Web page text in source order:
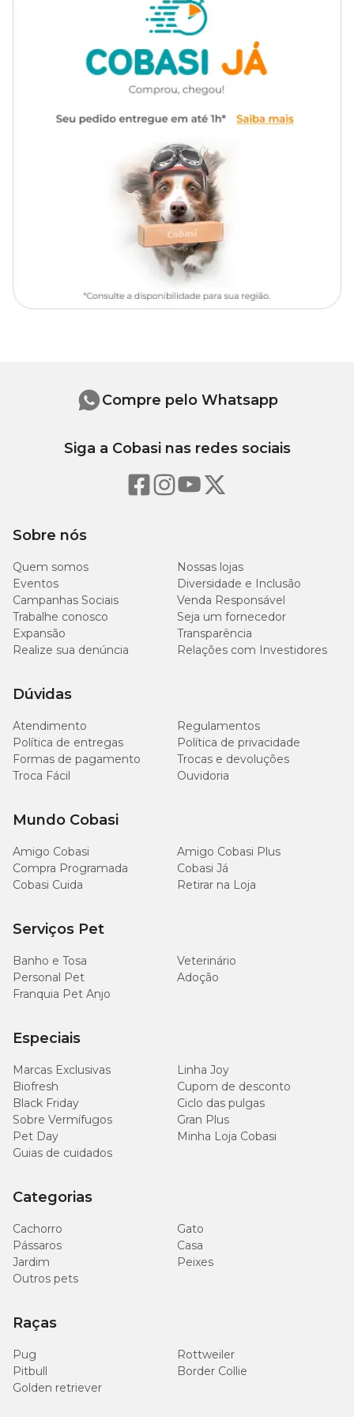
Apso, Lulu da Pomerânia,
Maltês, Pinscher, Poodle, Pug,
Shih Tzu, Yorkshire Terrier
Alimentação diária para cães
Optifit
Pro Plan
Unissex
Reduced Calorie Raças Pequenas com um preço
No site, no app ou em nossas lojas físicas.
Ingredientes:
Milho integral moído*, trigo integral, farinha de atum, farinha de
quirera de arroz, glúten de trigo, polpa de beterraba, gordura de
sódio (sal comum), cloreto de potássio, pirofosfato tetrassódico
(0,33 %), carbonato de cálcio, fibra de cana-de-açúcar, hidrolisado
de fígado de ave e suíno, L-lisina, DL-metionina, vitaminas (A, D3,
E, K3, B1, B2, niacina, pantotenato de cálcio, B6, biotina, ácido
fólico, B12, C, cloreto de colina), minerais (sulfato de zinco, sulfato
ferroso, sulfato de manganês, sulfato de cobre, proteinato de zinco,
proteinato de ferro, proteinato de manganês, proteinato de cobre,
proteinato de selênio, iodato de cálcio, selenito de sódio), sorbato de
potássio, sulfato de magnésio, antioxidante BHT. Eventuais
substitutivos: fosfato bicálcico, farinha da alga Schizochytrium sp.,
farinha de peixe, levedura seca de cervejaria, ovo em pó, hidrolisado
de fígado de aves, hidrolisado de fígado de suíno, gordura suína,
Níveis de garantia:
Proteína Bruta (Mín.)
Extrato Etéreo (Mín.)
50 g/kg
(5,0%)
Extrato Etéreo (Máx)
(9%)
Matéria Mineral (Máx.)
85 g/kg
Cálcio(Mín.)
Cálcio (Máx.)
Fósforo (Mín.)
Fósforo (Máx.)
Sódio (Mín.)
Potássio (Mín.)
5.500
Lisina (Mín.)
Metionina (Mín.)
Vitamina A 20.000UI; Vitamina D3 1.600 UI; Vitamina E 500 UI;
Vitamina B3 130 mg; Vitamina B5 28 mg; Vitamina B6 11 mg;
Vitamina B7 0,08 mg; Vitamina B9 3 mg; Vitamina B12 70µg;
Vitamina C 120 mg; Colina 950 mg; Ferro 140 mg; Manganês 45
Sobre nós
Quem somos
Nossas lojas
Eventos
Diversidade e Inclusão
Campanhas Sociais
Venda Responsável
Trabalhe conosco
Seja um fornecedor
Expansão
Transparência
Realize sua denúncia
Relações com Investidores
Dúvidas
Atendimento
Regulamentos
Política de entregas
Política de privacidade
Formas de pagamento
Trocas e devoluções
Troca Fácil
Ouvidoria
Mundo Cobasi
Amigo Cobasi
Amigo Cobasi Plus
Compra Programada
Cobasi Já
Cobasi Cuida
Retirar na Loja
Serviços Pet
Banho e Tosa
Veterinário
Personal Pet
Adoção
Franquia Pet Anjo
Especiais
Marcas Exclusivas
Linha Joy
Biofresh
Cupom de desconto
Black Friday
Ciclo das pulgas
Sobre Vermífugos
Gran Plus
Pet Day
Minha Loja Cobasi
Guias de cuidados
Categorias
Cachorro
Gato
Pássaros
Casa
Jardim
Peixes
Outros pets
Raças
Pug
Rottweiler
Pitbull
Border Collie
Golden retriever
Compre pelo Whatsapp
Siga a Cobasi nas redes sociais